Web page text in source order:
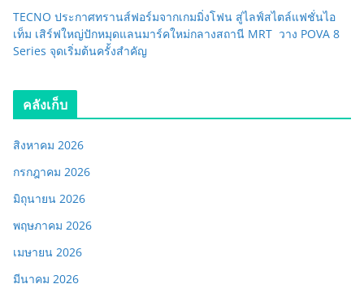
TECNO ประกาศทรานส์ฟอร์มจากเกมมิ่งโฟน สู่ไลฟ์สไตล์แฟชั่นไอ
เท็ม เสิร์ฟใหญ่ปักหมุดแลนมาร์คใหม่กลางสถานี MRT วาง POVA 8
Series จุดเริ่มต้นครั้งสำคัญ
คลังเก็บ
สิงหาคม 2026
กรกฎาคม 2026
มิถุนายน 2026
พฤษภาคม 2026
เมษายน 2026
มีนาคม 2026